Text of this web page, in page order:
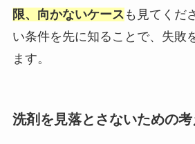
限、向かないケース も見てくだ
い条件を先に知ることで、失敗
ます。
洗剤を見落とさないための